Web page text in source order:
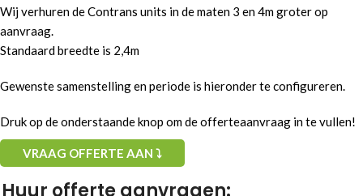
Wij verhuren de Contrans units in de maten 3 en 4m groter op
aanvraag.
Standaard breedte is 2,4m
Gewenste samenstelling en periode is hieronder te configureren.
Druk op de onderstaande knop om de offerteaanvraag in te vullen!
VRAAG OFFERTE AAN ⤵
Huur offerte aanvragen: